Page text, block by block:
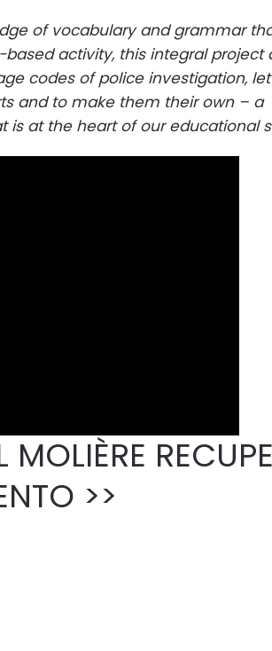
of vocabulary and grammar
activity, this integral project
codes of police investigation,
and to make them their own – a
at the heart of our educational
>>